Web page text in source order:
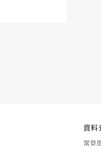
資料
常見